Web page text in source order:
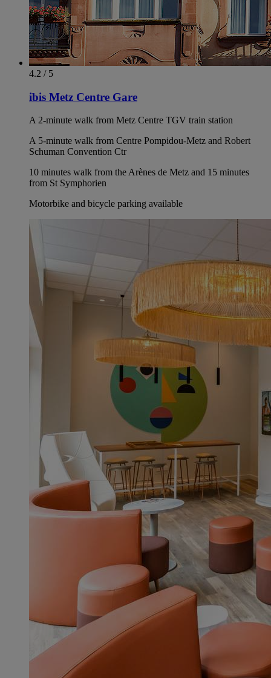
4.2 / 5
ibis Metz Centre Gare
A 2-minute walk from Metz Centre TGV train station
A 5-minute walk from Centre Pompidou-Metz and Robert
Schuman Convention Ctr
10 minutes walk from the Arènes de Metz and 15 minutes
from St Symphorien
Motorbike and bicycle parking available